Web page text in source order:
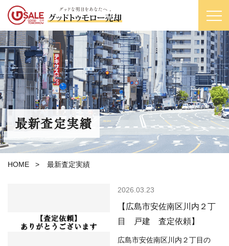
最新査定実績
HOME > 最新査定実績
2026.03.23
【広島市安佐南区川内２丁
目 戸建 査定依頼】
広島市安佐南区川内２丁目の